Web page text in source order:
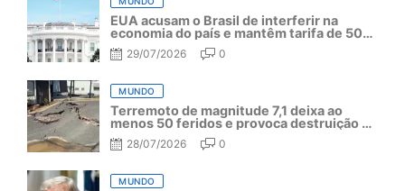
EUA acusam o Brasil de interferir na
economia do país e mantêm tarifa de 50%
por mais um ano
29/07/2026 0
MUNDO
Terremoto de magnitude 7,1 deixa ao
menos 50 feridos e provoca destruição no
Japão
28/07/2026 0
MUNDO